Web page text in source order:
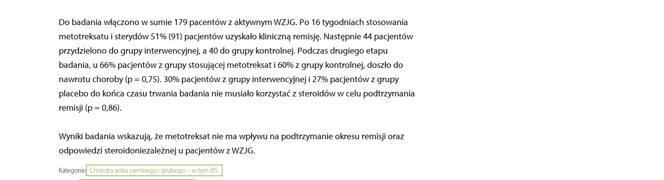
Do badania włączono w sumie 179 pacentów z aktywnym WZJG. Po 16 tygodniach stosowania
metotreksatu i sterydów 51% (91) pacjentów uzyskało kliniczną remisję. Następnie 44 pacjentów
przydzielono do grupy interwencyjnej, a 40 do grupy kontrolnej. Podczas drugiego etapu
badania, u 66% pacjentów z grupy stosującej metotreksat i 60% z grupy kontrolnej, doszło do
nawrotu choroby (p = 0,75). 30% pacjentów z grupy interwencyjnej i 27% pacjentów z grupy
placebo do końca czasu trwania badania nie musiało korzystać z steroidów w celu podtrzymania
remisji (p = 0,86).
Wyniki badania wskazują, że metotreksat nie ma wpływu na podtrzymanie okresu remisji oraz
odpowiedzi steroidoniezależnej u pacjentów z WZJG.
Kategorie: Choroby jelita cienkiego i grubego – w tym IBS